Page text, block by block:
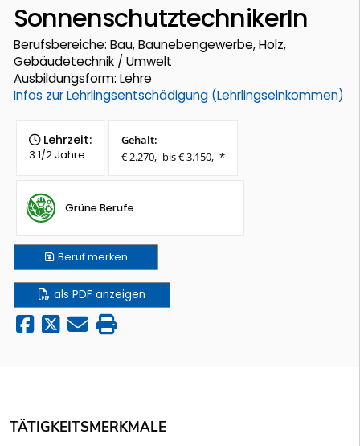
SonnenschutztechnikerIn
Berufsbereiche: Bau, Baunebengewerbe, Holz,
Gebäudetechnik / Umwelt
Ausbildungsform: Lehre
Infos zur Lehrlingsentschädigung (Lehrlingseinkommen)
Lehrzeit:
3 1/2 Jahre.
Gehalt:
€ 2.270,- bis € 3.150,- *
Grüne Berufe
Berufmerken
als PDF anzeigen
TÄTIGKEITSMERKMALE